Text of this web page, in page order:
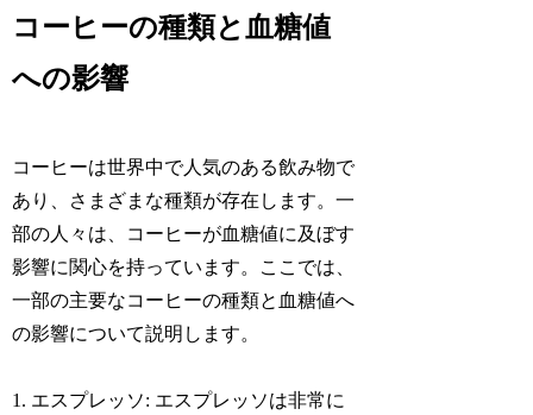
コーヒーの種類と血糖値
への影響
コーヒーは世界中で人気のある飲み物で
あり、さまざまな種類が存在します。一
部の人々は、コーヒーが血糖値に及ぼす
影響に関心を持っています。ここでは、
一部の主要なコーヒーの種類と血糖値へ
の影響について説明します。
1. エスプレッソ: エスプレッソは非常に